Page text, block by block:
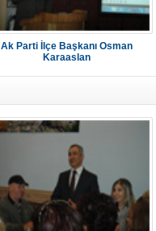
Ak Parti İlçe Başkanı Osman
Karaaslan